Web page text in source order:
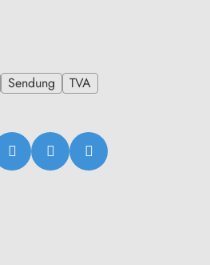
Sendung TVA